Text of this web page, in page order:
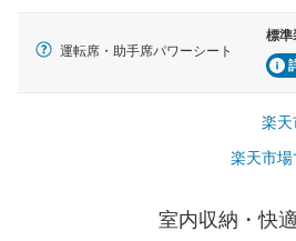
運転席・助手席パワーシート
標準
楽天
楽天市
室内収納・快